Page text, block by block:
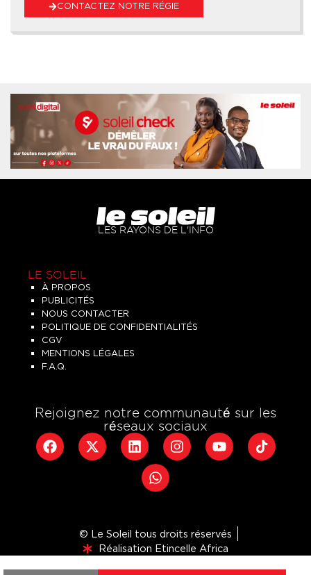
CONTACTEZ NOTRE RÉGIE
LES RAYONS DE L'INFO
LE SOLEIL
À PROPOS
PUBLICITÉS
NOUS CONTACTER
POLITIQUE DE CONFIDENTIALITÉS
CGV
MENTIONS LÉGALES
F.A.Q.
Rejoignez notre communauté sur les
réseaux sociaux
© Le Soleil tous droits réservés
Réalisation Etincelle Africa